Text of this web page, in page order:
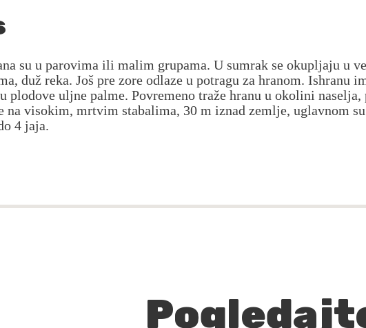
su u parovima ili malim grupama. U sumrak se okupljaju u
duž reka. Još pre zore odlaze u potragu za hranom. Ishranu
plodove uljne palme. Povremeno traže hranu u okolini
na visokim, mrtvim stabalima, 30 m iznad zemlje, uglavnom
4 jaja.